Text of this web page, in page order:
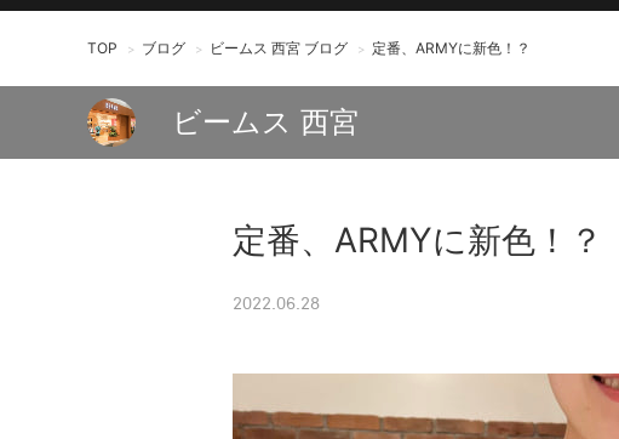
TOP > ブログ > ビームス 西宮 ブログ > 定番、ARMYに新色！？
ビームス 西宮
定番、ARMYに新色！？
2022.06.28